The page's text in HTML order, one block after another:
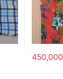
450,000